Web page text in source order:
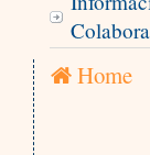
Home